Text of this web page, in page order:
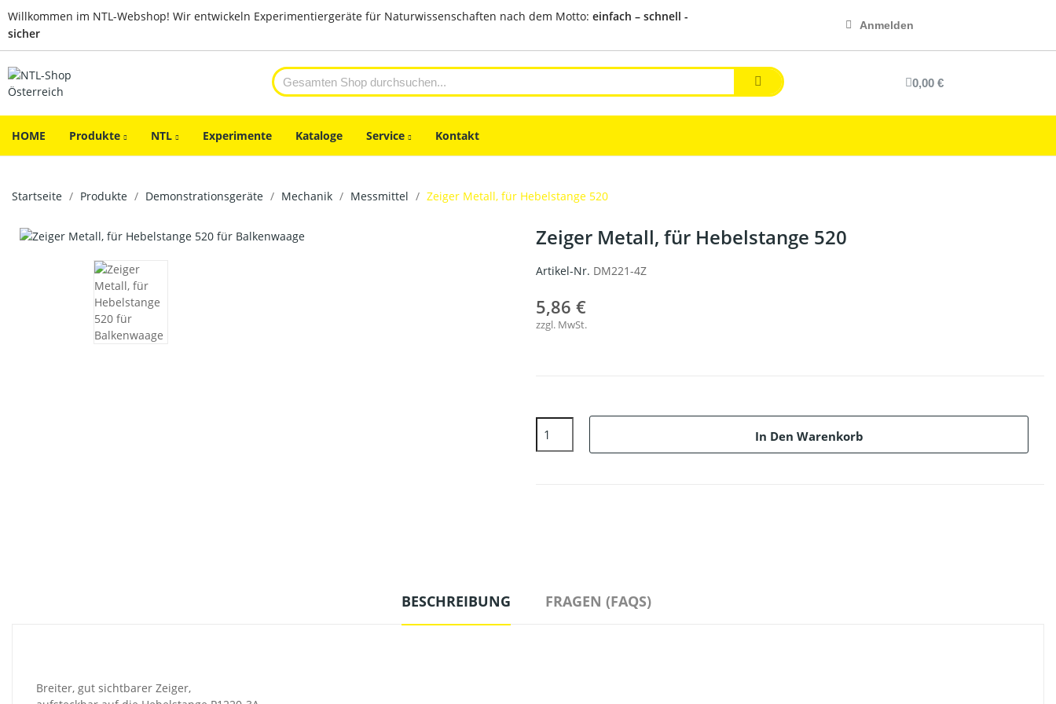
Willkommen im NTL-Webshop! Wir entwickeln Experimentiergeräte für Naturwissenschaften nach dem Motto: einfach – schnell -
sicher
Anmelden
0,00 €
HOME Produkte NTL Experimente Kataloge Service Kontakt
Startseite Produkte Demonstrationsgeräte Mechanik Messmittel Zeiger Metall, für Hebelstange 520
Zeiger Metall, für Hebelstange 520
Artikel-Nr. DM221-4Z
5,86 €
zzgl. MwSt.
In Den Warenkorb
BESCHREIBUNG FRAGEN (FAQS)
Breiter, gut sichtbarer Zeiger,